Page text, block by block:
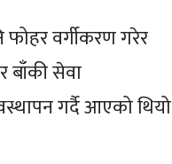
वर्गीकरण गरेर
बाँकी सेवा
गर्दै आएको थियो